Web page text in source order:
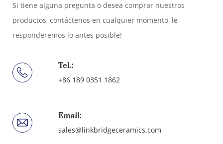
Servicio
En cerámica
Si tiene alguna pregunta o desea comprar nuestros
productos, contáctenos en cualquier momento, le
responderemos lo antes posible!
Tel.:
+86 189 0351 1862
Email:
sales@linkbridgeceramics.com